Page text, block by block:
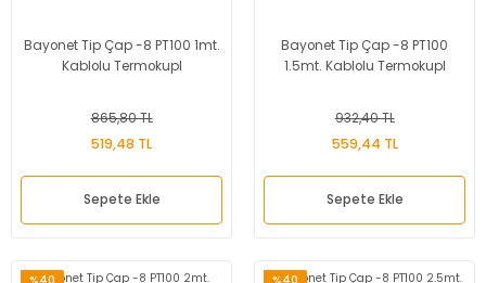
Bayonet Tip Çap -8 PT100 1mt.
Kablolu Termokupl
865,80 TL
519,48 TL
Sepete Ekle
Bayonet Tip Çap -8 PT100
1.5mt. Kablolu Termokupl
932,40 TL
559,44 TL
Sepete Ekle